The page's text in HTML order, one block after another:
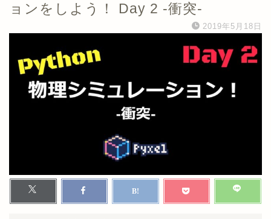
ョンをしよう！ Day 2 -衝突-
2019年5月18日